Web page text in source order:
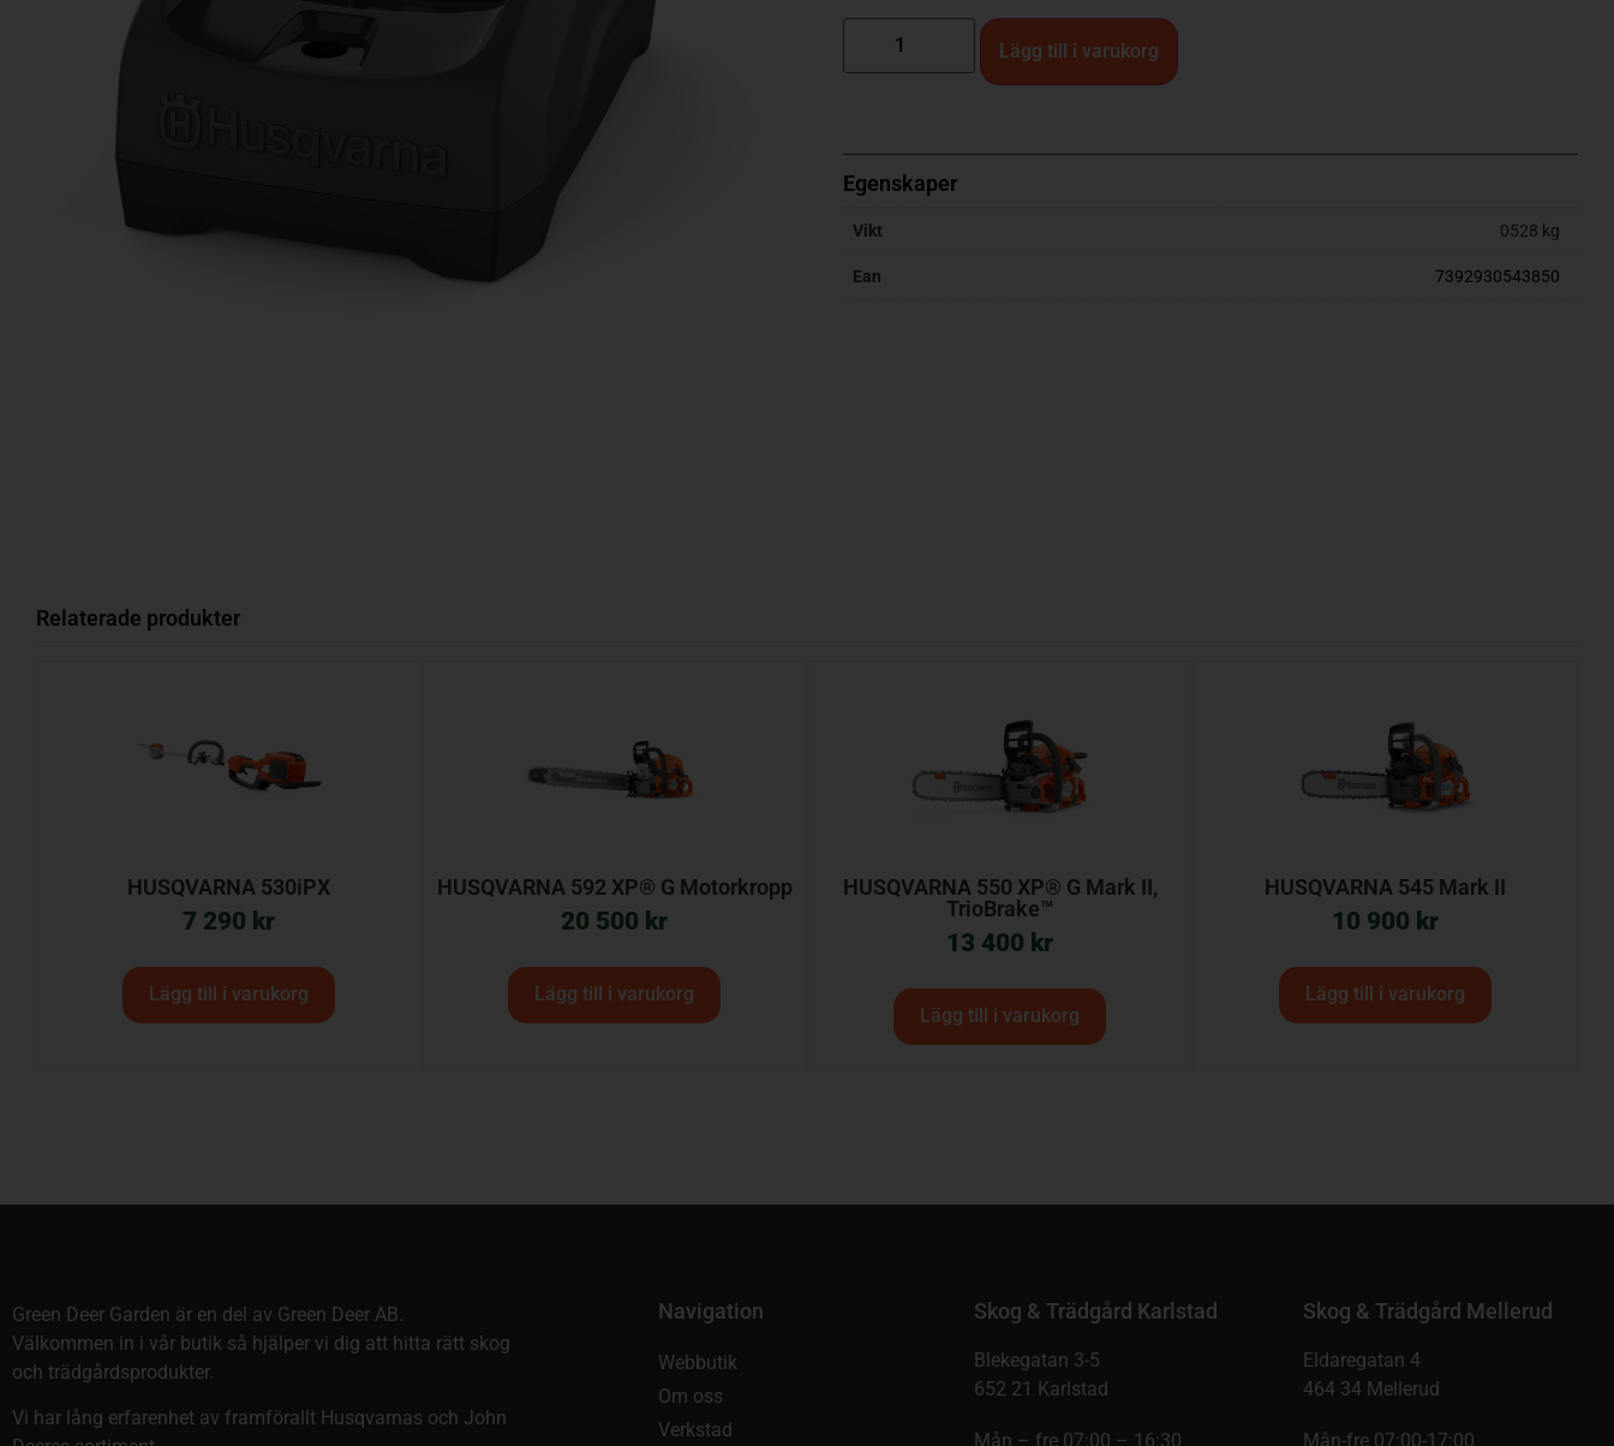
Lägg till i varukorg
Egenskaper
Vikt 0528 kg
Ean 7392930543850
Relaterade produkter
HUSQVARNA 530iPX
7 290 kr
Lägg till i varukorg
HUSQVARNA 592 XP® G Motorkropp
20 500 kr
Lägg till i varukorg
HUSQVARNA 550 XP® G Mark II,
TrioBrake™
13 400 kr
Lägg till i varukorg
HUSQVARNA 545 Mark II
10 900 kr
Lägg till i varukorg
Green Deer Garden är en del av Green Deer AB.
Välkommen in i vår butik så hjälper vi dig att hitta rätt skog
och trädgårdsprodukter.
Vi har lång erfarenhet av framförallt Husqvarnas och John
Navigation
Webbutik
Om oss
Verkstad
Skog & Trädgård Karlstad
Blekegatan 3-5
652 21 Karlstad
Mån – fre 07:00 – 16:30
Skog & Trädgård Mellerud
Eldaregatan 4
464 34 Mellerud
Mån-fre 07:00-17:00